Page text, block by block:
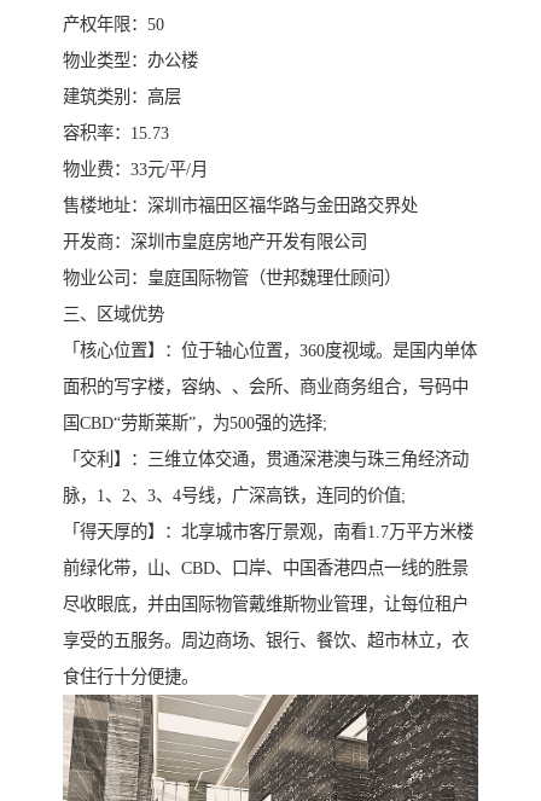
产权年限：50
物业类型：办公楼
建筑类别：高层
容积率：15.73
物业费：33元/平/月
售楼地址：深圳市福田区福华路与金田路交界处
开发商：深圳市皇庭房地产开发有限公司
物业公司：皇庭国际物管（世邦魏理仕顾问）
三、区域优势
「核心位置】：位于轴心位置，360度视域。是国内单体
面积的写字楼，容纳、、会所、商业商务组合，号码中
国CBD“劳斯莱斯”，为500强的选择;
「交利】：三维立体交通，贯通深港澳与珠三角经济动
脉，1、2、3、4号线，广深高铁，连同的价值;
「得天厚的】：北享城市客厅景观，南看1.7万平方米楼
前绿化带，山、CBD、口岸、中国香港四点一线的胜景
尽收眼底，并由国际物管戴维斯物业管理，让每位租户
享受的五服务。周边商场、银行、餐饮、超市林立，衣
食住行十分便捷。